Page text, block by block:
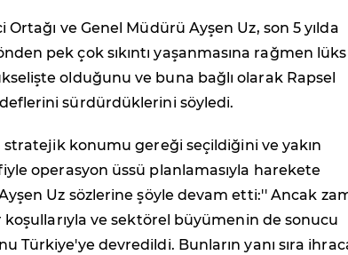
ve Genel Müdürü Ayşen Uz, son 5 yılda
pek çok sıkıntı yaşanmasına rağmen lüks
olduğunu ve buna bağlı olarak Rapsel
sürdürdüklerini söyledi.
stratejik konumu gereği seçildiğini ve yakın
operasyon üssü planlamasıyla harekete
Uz sözlerine şöyle devam etti:'' Ancak
ve sektörel büyümenin de sonucu
Türkiye'ye devredildi. Bunların yanı sıra